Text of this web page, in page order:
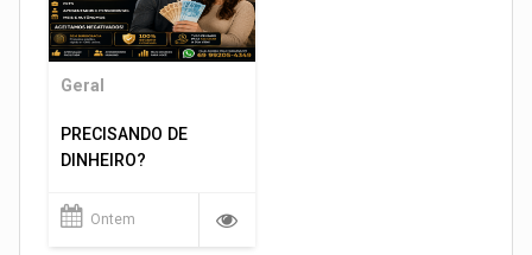
Geral
PRECISANDO DE
DINHEIRO?
Ontem